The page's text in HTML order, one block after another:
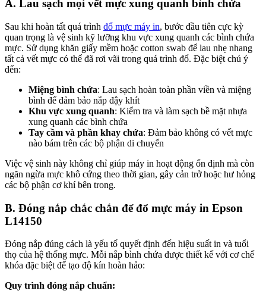
A. Lau sạch mọi vết mực xung quanh bình chứa
Sau khi hoàn tất quá trình đổ mực máy in, bước đầu tiên cực kỳ
quan trọng là vệ sinh kỹ lưỡng khu vực xung quanh các bình chứa
mực. Sử dụng khăn giấy mềm hoặc cotton swab để lau nhẹ nhang
tất cả vết mực có thể đã rơi vãi trong quá trình đổ. Đặc biệt chú ý
đến:
Miệng bình chứa: Lau sạch hoàn toàn phần viền và miệng
bình để đảm bảo nắp đậy khít
Khu vực xung quanh: Kiểm tra và làm sạch bề mặt nhựa
xung quanh các bình chứa
Tay cầm và phần khay chứa: Đảm bảo không có vết mực
nào bám trên các bộ phận di chuyển
Việc vệ sinh này không chỉ giúp máy in hoạt động ổn định mà còn
ngăn ngừa mực khô cứng theo thời gian, gây cản trở hoặc hư hỏng
các bộ phận cơ khí bên trong.
B. Đóng nắp chắc chắn để đổ mực máy in Epson
L14150
Đóng nắp đúng cách là yếu tố quyết định đến hiệu suất in và tuổi
thọ của hệ thống mực. Mỗi nắp bình chứa được thiết kế với cơ chế
khóa đặc biệt để tạo độ kín hoàn hảo:
Quy trình đóng nắp chuẩn: